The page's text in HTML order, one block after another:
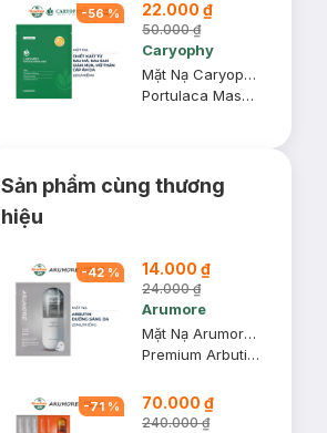
-56% 22.000 ₫
50.000 ₫
Caryophy
Mặt Nạ Caryophy Làm Giảm Mụn, Thâm & Dưỡng Ẩm Da 22g
Portulaca Mask Sheet 3in1
Sản phẩm cùng thương
hiệu
-42 % 14.000 ₫
24.000 ₫
Arumore
Mặt Nạ Arumore Arbutin Dưỡng Sáng Da 23ml
Premium Arbutin Mask
-71 % 70.000 ₫
240.000 ₫